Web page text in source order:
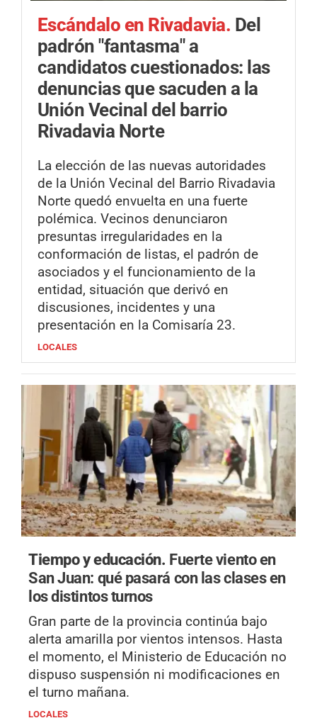
Escándalo en Rivadavia. Del
padrón "fantasma" a
candidatos cuestionados: las
denuncias que sacuden a la
Unión Vecinal del barrio
Rivadavia Norte
La elección de las nuevas autoridades
de la Unión Vecinal del Barrio Rivadavia
Norte quedó envuelta en una fuerte
polémica. Vecinos denunciaron
presuntas irregularidades en la
conformación de listas, el padrón de
asociados y el funcionamiento de la
entidad, situación que derivó en
discusiones, incidentes y una
presentación en la Comisaría 23.
LOCALES
Tiempo y educación. Fuerte viento en
San Juan: qué pasará con las clases en
los distintos turnos
Gran parte de la provincia continúa bajo
alerta amarilla por vientos intensos. Hasta
el momento, el Ministerio de Educación no
dispuso suspensión ni modificaciones en
el turno mañana.
LOCALES